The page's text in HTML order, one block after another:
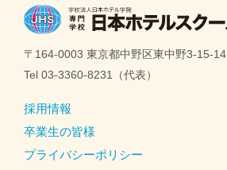
〒164-0003 東京都中野区東中野3-15-14
Tel 03-3360-8231（代表）
採用情報
卒業生の皆様
プライバシーポリシー